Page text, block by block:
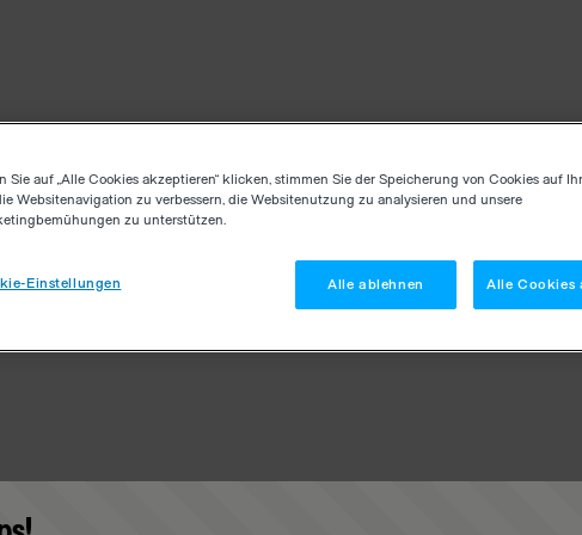
Sie auf „Alle Cookies akzeptieren“ klicken, stimmen Sie der Speicherung von Cookies auf
Websitenavigation zu verbessern, die Websitenutzung zu analysieren und unsere
zu unterstützen.
Einstellungen Alle ablehnen Alle Cookies